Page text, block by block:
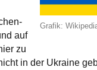
Grafik:
auf
zu
in der Ukraine